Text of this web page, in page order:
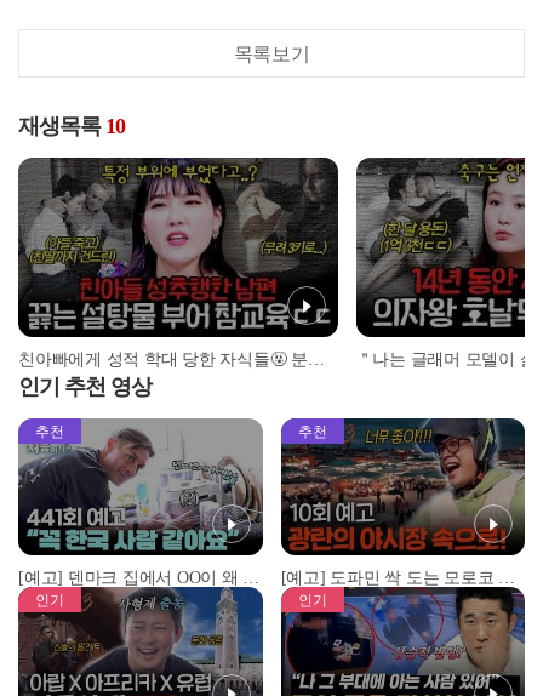
목록보기
재생목록 10
친아빠에게 성적 학대 당한 자식들🤬 분노에 찬 아내가 쓴 살인 무기는 설탕물?! l #알고리즘픽 l #장미의전쟁 l #MBCevery1 l EP.1
인기 추천 영상
추천
[예고] 덴마크 집에서 OO이 왜 나와...? 이상할 정도로 한국을 사랑하는 우리 형을 제보합니다!
추천
[예고] 도파민 싹 도는 모로코 야시장 투어!
인기 인기